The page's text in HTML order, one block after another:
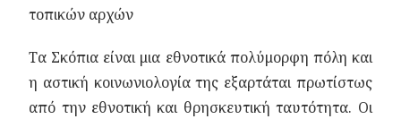
τοπικών αρχών
Τα Σκόπια είναι μια εθνοτικά πολύμορφη πόλη και
η αστική κοινωνιολογία της εξαρτάται πρωτίστως
από την εθνοτική και θρησκευτική ταυτότητα. Οι